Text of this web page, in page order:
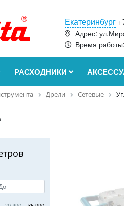
Екатеринбург
Адрес:
Время
РАСХОДНИКИ
Дрели Сетевые